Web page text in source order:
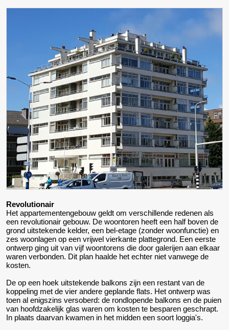
Revolutionair
Het appartementengebouw geldt om verschillende redenen als
een revolutionair gebouw. De woontoren heeft een half boven de
grond uitstekende kelder, een bel-etage (zonder woonfunctie) en
zes woonlagen op een vrijwel vierkante plattegrond. Een eerste
ontwerp ging uit van vijf woontorens die door galerijen aan elkaar
waren verbonden. Dit plan haalde het echter niet vanwege de
kosten.
De op een hoek uitstekende balkons zijn een restant van de
koppeling met de vier andere geplande flats. Het ontwerp was
toen al enigszins versoberd: de rondlopende balkons en de puien
van hoofdzakelijk glas waren om kosten te besparen geschrapt.
In plaats daarvan kwamen in het midden een soort loggia's.